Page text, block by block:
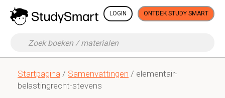
LOGIN ONTDEK STUDY SMART
Startpagina / Samenvattingen / elementair-
belastingrecht-stevens